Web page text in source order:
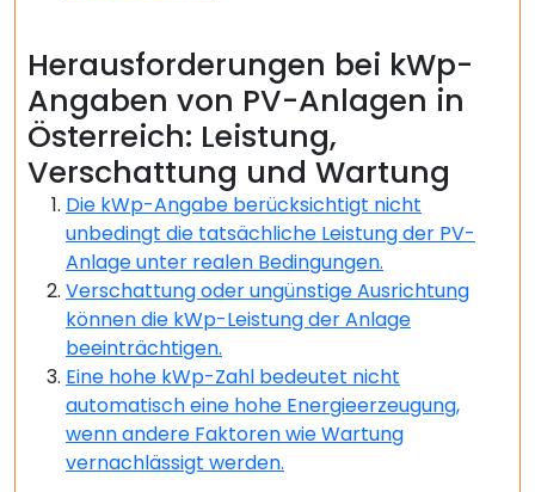
Herausforderungen bei kWp-
Angaben von PV-Anlagen in
Österreich: Leistung,
Verschattung und Wartung
Die kWp-Angabe berücksichtigt nicht
unbedingt die tatsächliche Leistung der PV-
Anlage unter realen Bedingungen.
Verschattung oder ungünstige Ausrichtung
können die kWp-Leistung der Anlage
beeinträchtigen.
Eine hohe kWp-Zahl bedeutet nicht
automatisch eine hohe Energieerzeugung,
wenn andere Faktoren wie Wartung
vernachlässigt werden.